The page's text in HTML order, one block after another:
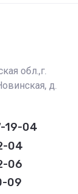
обл.,г.
д.
19-04
04
06
09